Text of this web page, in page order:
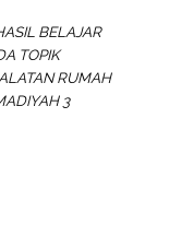
BELAJAR
TOPIK
RUMAH
3